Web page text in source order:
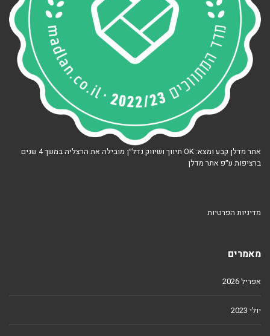
אתר מדלן קבע ומצא: OK תיווך ושיווק נדל״ן מובילה את הרצליה במשך 4 שנים
ברציפות ע״פ אתר מדלן
מדיניות הפרטיות
מאמרים
אפריל 2026
יולי 2023